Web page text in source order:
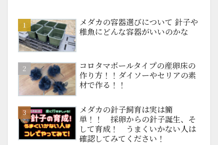
メダカの容器選びについて 針子や
稚魚にどんな容器がいいのかな
コロタマボールタイプの産卵床の
作り方！！ダイソーやセリアの素
材で作る！！
メダカの針子飼育は実は簡
単！！ 採卵からの針子誕生、そ
して育成！ うまくいかない人は
確認してみてください！